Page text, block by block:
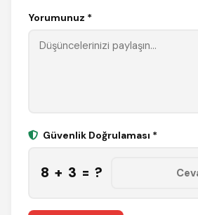
Yorumunuz *
Güvenlik Doğrulaması *
8 + 3 = ?